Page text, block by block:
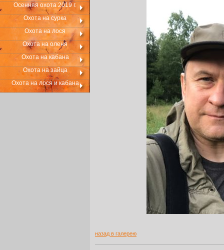
Осенняя охота 2019 г.
Охота на сурка
Охота на лося
Охота на оленя
Охота на кабана
Охота на зайца
Охота на лося и кабана
назад в галерею